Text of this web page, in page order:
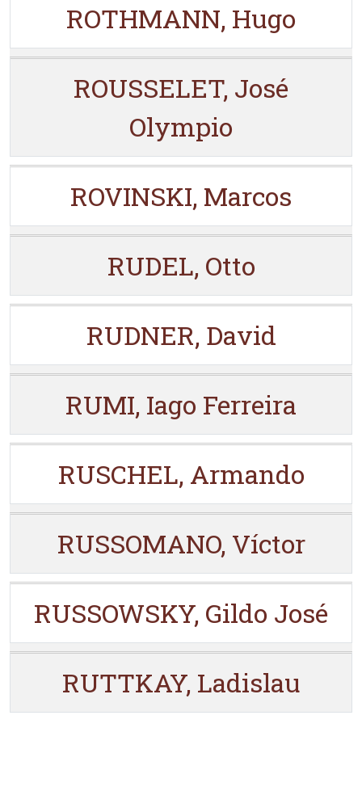
ROTHMANN, Hugo
ROUSSELET, José
Olympio
ROVINSKI, Marcos
RUDEL, Otto
RUDNER, David
RUMI, Iago Ferreira
RUSCHEL, Armando
RUSSOMANO, Víctor
RUSSOWSKY, Gildo José
RUTTKAY, Ladislau